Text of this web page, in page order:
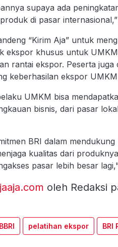
supaya ada
di pasar
“Kirim Aja” untuk
ekspor khusus untuk
rantai ekspor. Peserta
keberhasilan ekspor
UMKM bisa
bisnis, dari pasar
BRI dalam
kualitas dari
pasar lebih besar
oleh Redaksi
BBRI pelatihan ekspor BRI